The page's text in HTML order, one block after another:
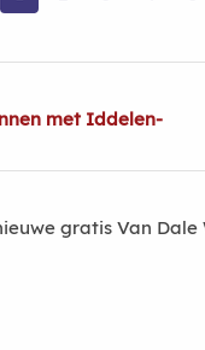
met Iddelen-
gratis Van Dale